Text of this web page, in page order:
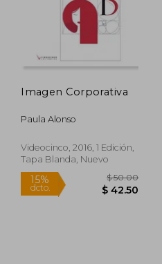
35%
dcto.
Imagen Corporativa
Paula Alonso
Videocinco, 2016, 1 Edición,
Tapa Blanda, Nuevo